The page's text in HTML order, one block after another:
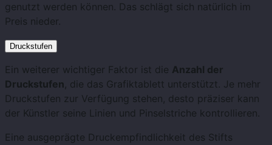
genutzt werden können. Das schlägt sich natürlich im
Preis nieder.
Druckstufen
Ein weiterer wichtiger Faktor ist die Anzahl der
Druckstufen, die das Grafiktablett unterstützt. Je mehr
Druckstufen zur Verfügung stehen, desto präziser kann
der Künstler seine Linien und Pinselstriche kontrollieren.
Eine ausgeprägte Druckempfindlichkeit des Stifts